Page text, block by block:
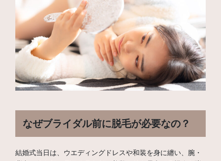
なぜブライダル前に脱毛が必要なの？
結婚式当日は、ウエディングドレスや和装を身に纏い、腕・